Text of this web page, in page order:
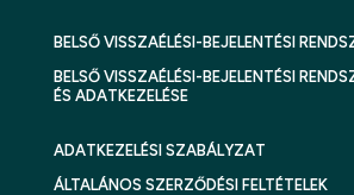
BELSŐ VISSZAÉLÉSI-BEJELENTÉSI
BELSŐ VISSZAÉLÉSI-BEJELENTÉSI
ÉS ADATKEZELÉSE
ADATKEZELÉSI SZABÁLYZAT
ÁLTALÁNOS SZERZŐDÉSI FELTÉTELEK